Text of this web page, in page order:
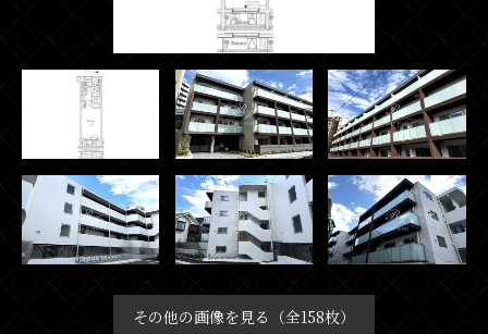
その他の画像を見る（全158枚）